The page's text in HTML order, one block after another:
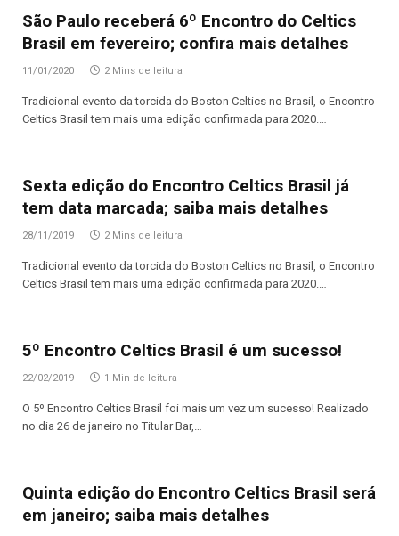
São Paulo receberá 6º Encontro do Celtics
Brasil em fevereiro; confira mais detalhes
11/01/2020 2 Mins de leitura
Tradicional evento da torcida do Boston Celtics no Brasil, o Encontro
Celtics Brasil tem mais uma edição confirmada para 2020.…
Sexta edição do Encontro Celtics Brasil já
tem data marcada; saiba mais detalhes
28/11/2019 2 Mins de leitura
Tradicional evento da torcida do Boston Celtics no Brasil, o Encontro
Celtics Brasil tem mais uma edição confirmada para 2020.…
5º Encontro Celtics Brasil é um sucesso!
22/02/2019 1 Min de leitura
O 5º Encontro Celtics Brasil foi mais um vez um sucesso! Realizado
no dia 26 de janeiro no Titular Bar,…
Quinta edição do Encontro Celtics Brasil será
em janeiro; saiba mais detalhes